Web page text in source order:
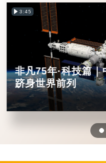
3:45
非凡75年·科技篇
跻身世界前列